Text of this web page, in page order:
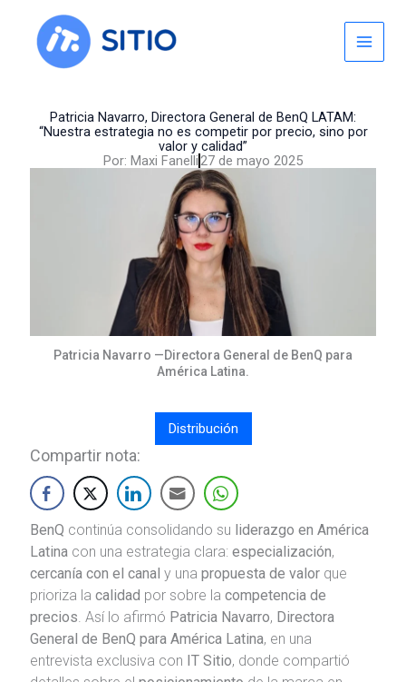
content
Patricia Navarro, Directora General de BenQ LATAM:
“Nuestra estrategia no es competir por precio, sino por
valor y calidad”
Por: Maxi Fanelli27 de mayo 2025
Patricia Navarro —Directora General de BenQ para
América Latina.
Distribución
Compartir nota:
BenQ continúa consolidando su liderazgo en América
Latinacon una estrategia clara: especialización,
cercanía con el canal y una propuesta de valorque
prioriza la calidad por sobre la competencia de
precios. Así lo afirmó Patricia Navarro, Directora
General de BenQ para América Latina, en una
entrevista exclusiva con IT Sitio, donde compartió